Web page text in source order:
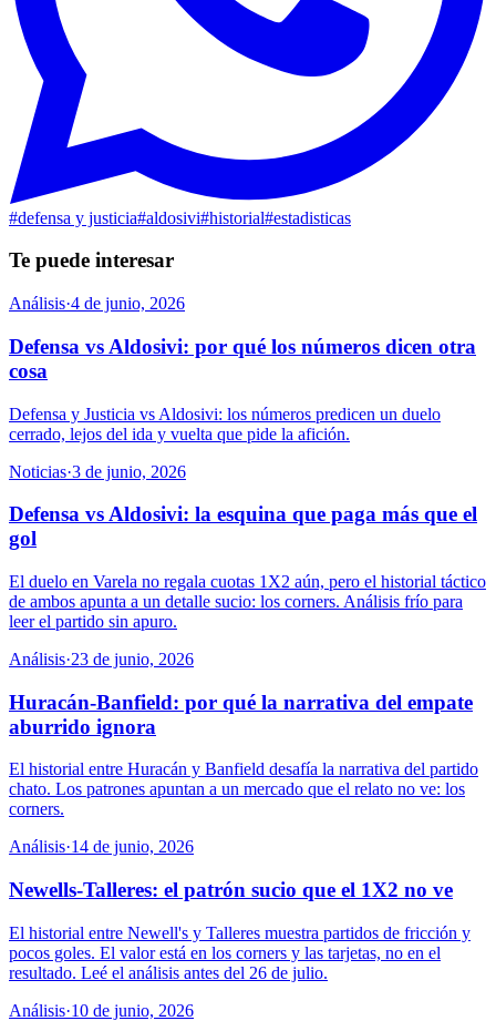
#defensa y justicia#aldosivi#historial#estadisticas
Te puede interesar
Análisis·4 de junio, 2026
Defensa vs Aldosivi: por qué los números dicen otra
cosa
Defensa y Justicia vs Aldosivi: los números predicen un duelo
cerrado, lejos del ida y vuelta que pide la afición.
Noticias·3 de junio, 2026
Defensa vs Aldosivi: la esquina que paga más que el
gol
El duelo en Varela no regala cuotas 1X2 aún, pero el historial táctico
de ambos apunta a un detalle sucio: los corners. Análisis frío para
leer el partido sin apuro.
Análisis·23 de junio, 2026
Huracán-Banfield: por qué la narrativa del empate
aburrido ignora
El historial entre Huracán y Banfield desafía la narrativa del partido
chato. Los patrones apuntan a un mercado que el relato no ve: los
corners.
Análisis·14 de junio, 2026
Newells-Talleres: el patrón sucio que el 1X2 no ve
El historial entre Newell's y Talleres muestra partidos de fricción y
pocos goles. El valor está en los corners y las tarjetas, no en el
resultado. Leé el análisis antes del 26 de julio.
Análisis·10 de junio, 2026